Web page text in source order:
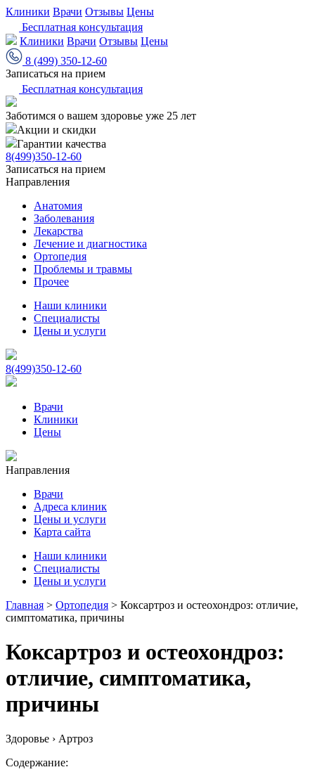
Клиники Врачи Отзывы Цены
Бесплатная консультация
Клиники Врачи Отзывы Цены
8 (499) 350-12-60
Записаться на прием
Бесплатная консультация
Заботимся о вашем здоровье уже 25 лет
Акции и скидки
Гарантии качества
8(499)350-12-60
Записаться на прием
Направления
Анатомия
Заболевания
Лекарства
Лечение и диагностика
Ортопедия
Проблемы и травмы
Прочее
Наши клиники
Специалисты
Цены и услуги
8(499)350-12-60
Врачи
Клиники
Цены
Направления
Врачи
Адреса клиник
Цены и услуги
Карта сайта
Наши клиники
Специалисты
Цены и услуги
Главная > Ортопедия > Коксартроз и остеохондроз: отличие,
симптоматика, причины
Коксартроз и остеохондроз:
отличие, симптоматика,
причины
Здоровье › Артроз
Содержание: